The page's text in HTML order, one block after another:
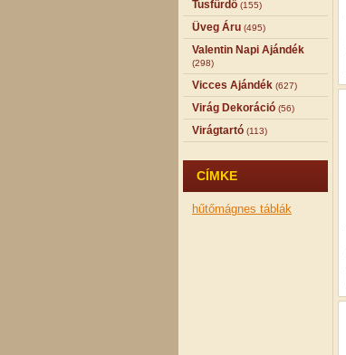
Tusfürdő (155)
Üveg Áru (495)
Valentin Napi Ajándék
(298)
Vicces Ajándék (627)
Virág Dekoráció (56)
Virágtartó (113)
CÍMKE
hűtőmágnes táblák